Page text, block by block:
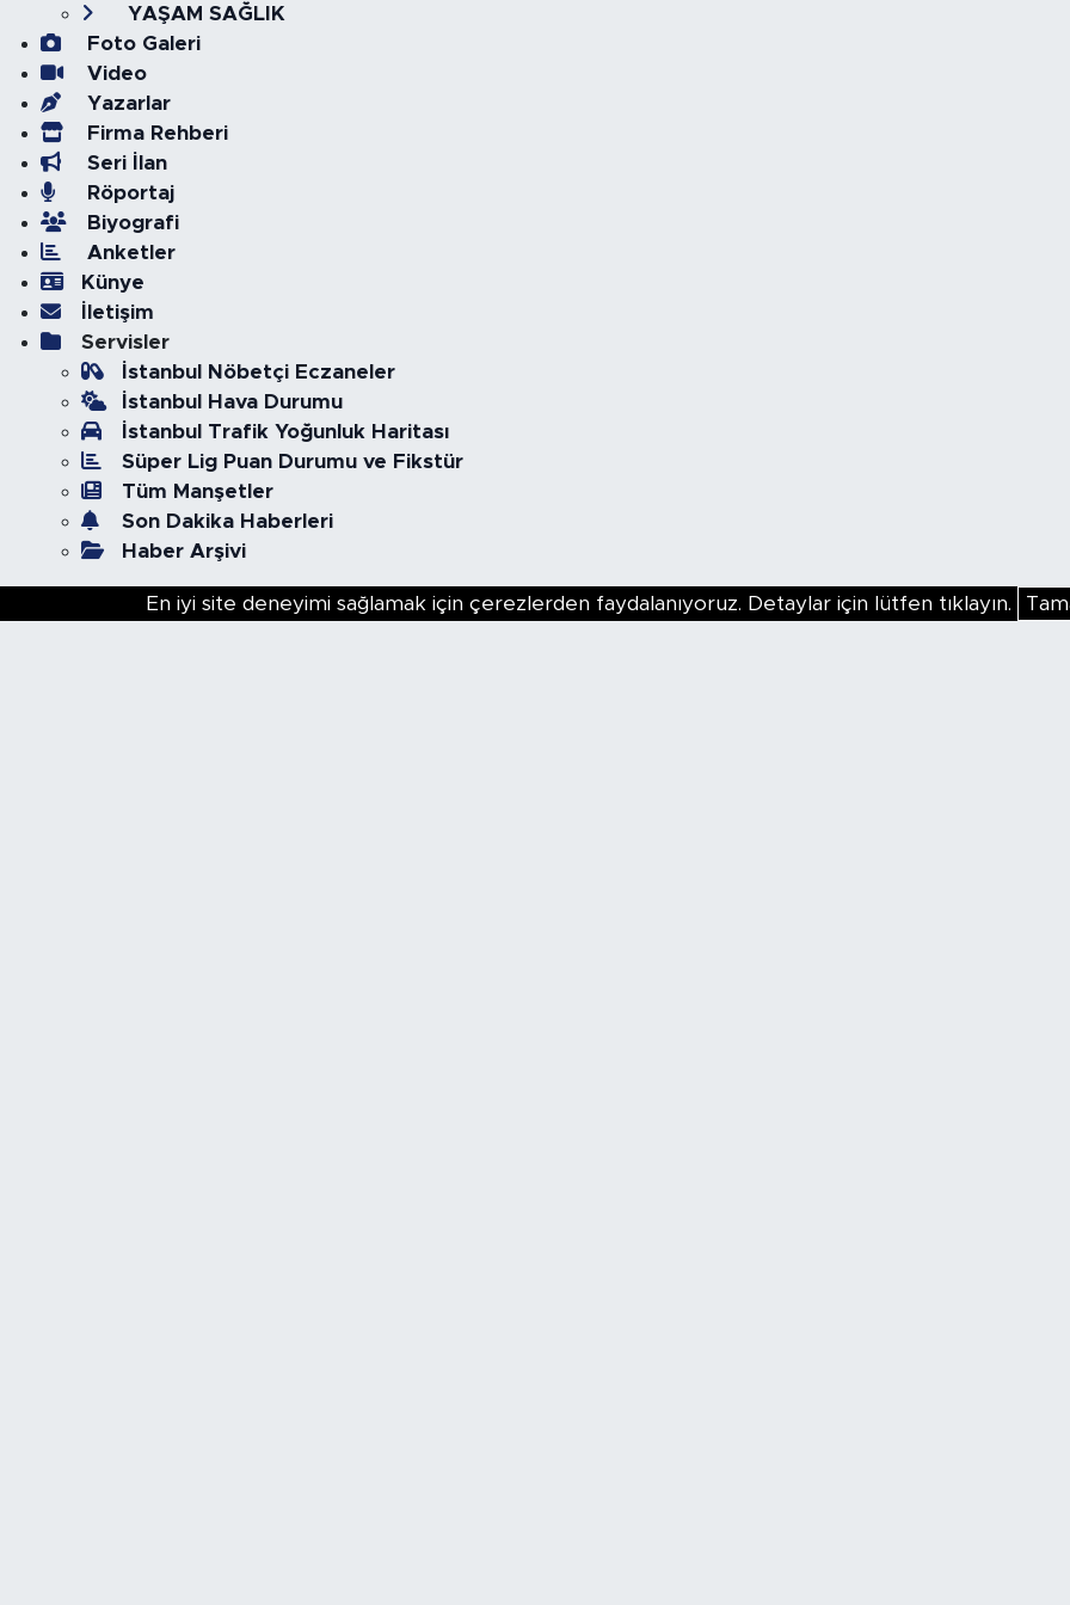
YAŞAM SAĞLIK
Foto Galeri
Video
Yazarlar
Firma Rehberi
Seri İlan
Röportaj
Biyografi
Anketler
Künye
İletişim
Servisler
İstanbul Nöbetçi Eczaneler
İstanbul Hava Durumu
İstanbul Trafik Yoğunluk Haritası
Süper Lig Puan Durumu ve Fikstür
Tüm Manşetler
Son Dakika Haberleri
Haber Arşivi
En iyi site deneyimi sağlamak için çerezlerden faydalanıyoruz. Detaylar için lütfen tıklayın.